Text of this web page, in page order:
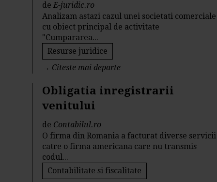
deE-juridic.ro
Analizam astazi cazul unei societati comerciale
cu obiect principal de activitate
"Cumpararea...
Resurse juridice
→ Citeste mai departe
Obligatia inregistrarii
venitului
de Contabilul.ro
O firma din Romania a facturat diverse servicii
catre o firma americana care nu transmis
codul...
Contabilitate si fiscalitate